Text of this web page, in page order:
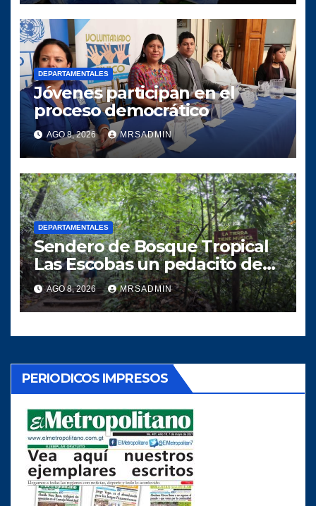
DEPARTAMENTALES
Jóvenes participan en el
proceso democrático
AGO 8, 2026 MRSADMIN
DEPARTAMENTALES
Sendero de Bosque Tropical
Las Escobas un pedacito de
tesoro Guatemalteco
AGO 8, 2026 MRSADMIN
PERIODICOS IMPRESOS